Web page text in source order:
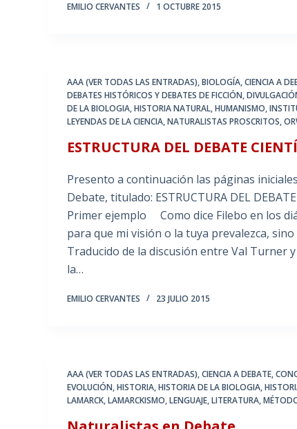
EMILIO CERVANTES 1 OCTUBRE 2015
AAA (VER TODAS LAS ENTRADAS),BIOLOGÍA,CIENCIA A
DEBATES HISTÓRICOS Y DEBATES DE FICCIÓN,
DE LA BIOLOGIA,HISTORIA NATURAL,HUMANISMO,
LEYENDAS DE LA CIENCIA,NATURALISTAS PROSCRITOS,
ESTRUCTURA DEL DEBATE
Presento a continuación las páginas
Debate, titulado: ESTRUCTURA DEL
Primer ejemplo Como dice Filebo en los
para que mi visión o la tuya prevalezca,
Traducido de la discusión entre Val Turner
la…
EMILIO CERVANTES 23 JULIO 2015
AAA (VER TODAS LAS ENTRADAS),CIENCIA A DEBATE,
EVOLUCIÓN,HISTORIA,HISTORIA DE LA BIOLOGIA,
LAMARCK,LAMARCKISMO,LENGUAJE,LITERATURA,